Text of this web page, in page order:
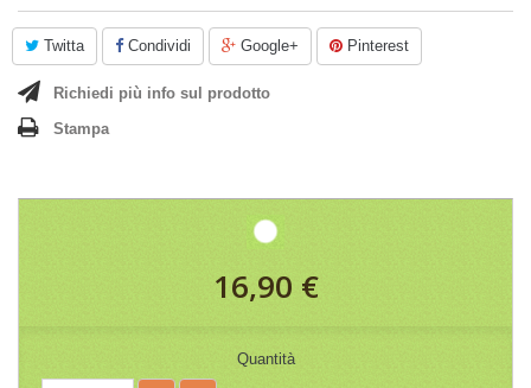
Twitta Condividi Google+ Pinterest
Richiedi più info sul prodotto
Stampa
16,90 €
Quantità